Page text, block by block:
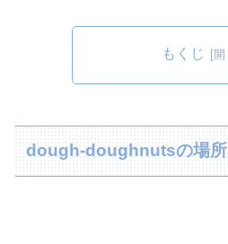
もくじ
dough-doughnutsの場所